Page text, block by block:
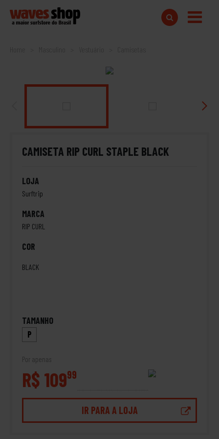
Home Camisetas
CAMISETA RIP CURL STAPLE BLACK
LOJA
Surftrip
MARCA
RIP CURL
COR
BLACK
TAMANHO
P
Por apenas
R$ 10999
IR PARA A LOJA